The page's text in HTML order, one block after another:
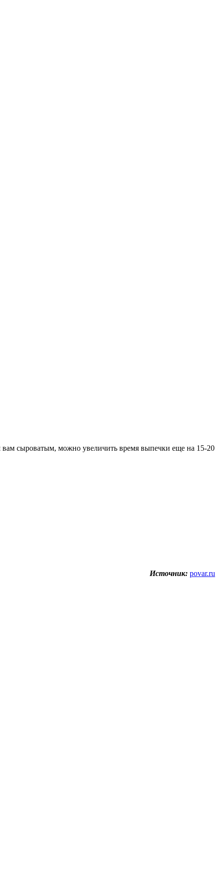
вам сыроватым, можно увеличить время выпечки еще на 15-20
Источник: povar.ru